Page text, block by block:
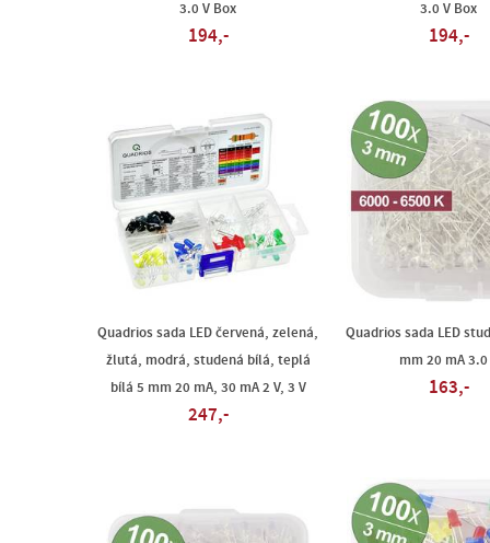
3.0 V Box
194,-
3.0 V Box
194,-
Quadrios sada LED červená, zelená,
žlutá, modrá, studená bílá, teplá
bílá 5 mm 20 mA, 30 mA 2 V, 3 V
247,-
Quadrios sada LED
mm 20 mA 3.0
163,-